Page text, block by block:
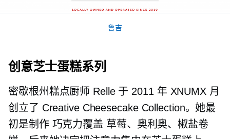
鲁吉
创意芝士蛋糕系列
密歇根州糕点厨师 Relle 于 2011 年 XNUMX 月
创立了 Creative Cheesecake Collection。她最
初是制作 巧克力覆盖 草莓、奥利奥、椒盐卷